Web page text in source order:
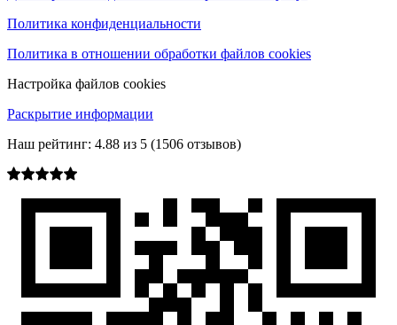
Политика конфиденциальности
Политика в отношении обработки файлов cookies
Настройка файлов cookies
Раскрытие информации
Наш рейтинг: 4.88 из 5 (1506 отзывов)